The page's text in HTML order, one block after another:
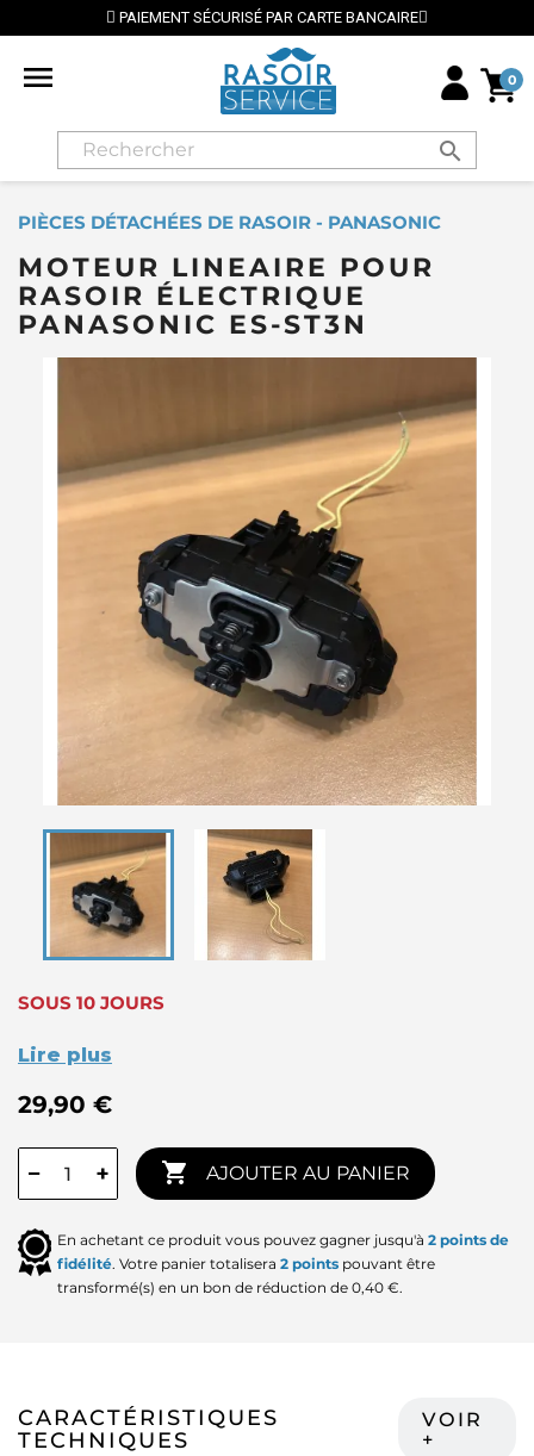
PAIEMENT SÉCURISÉ PAR CARTE BANCAIRE
 0
search
PIÈCES DÉTACHÉES DE RASOIR - PANASONIC
MOTEUR LINEAIRE POUR
RASOIR ÉLECTRIQUE
PANASONIC ES-ST3N
SOUS 10 JOURS
Lire plus
29,90 €
− +  AJOUTER AU PANIER
En achetant ce produit vous pouvez gagner jusqu'à 2 points de
fidélité. Votre panier totalisera 2 points pouvant être
transformé(s) en un bon de réduction de 0,40 €.
CARACTÉRISTIQUES
TECHNIQUES